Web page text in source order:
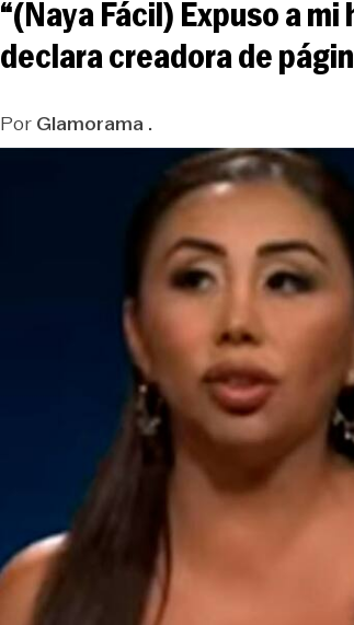
“(Naya Fácil) Expuso a
declara creadora de
PorGlamorama .